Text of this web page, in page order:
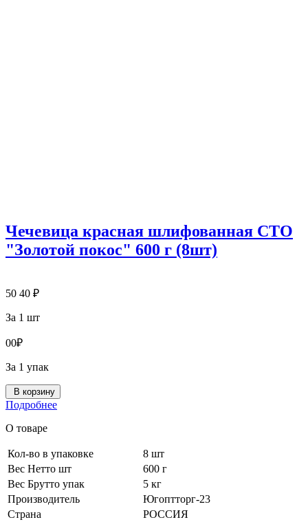
Чечевица красная шлифованная СТО
"Золотой покос" 600 г (8шт)
50 40 ₽
За 1 шт
00₽
За 1 упак
В корзину
Подробнее
О товаре
Кол-во в упаковке
8 шт
Вес Нетто шт
600 г
Вес Брутто упак
5 кг
Производитель
Югоптторг-23
Страна
РОССИЯ